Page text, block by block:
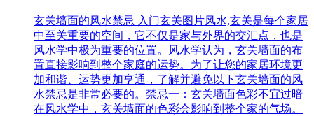
玄关墙面的风水禁忌 入门玄关图片风水,玄关是每个家居
中至关重要的空间，它不仅是家与外界的交汇点，也是
风水学中极为重要的位置。风水学认为，玄关墙面的布
置直接影响到整个家庭的运势。为了让您的家居环境更
加和谐、运势更加亨通，了解并避免以下玄关墙面的风
水禁忌是非常必要的。禁忌一：玄关墙面色彩不宜过暗
在风水学中，玄关墙面的色彩会影响到整个家的气场。